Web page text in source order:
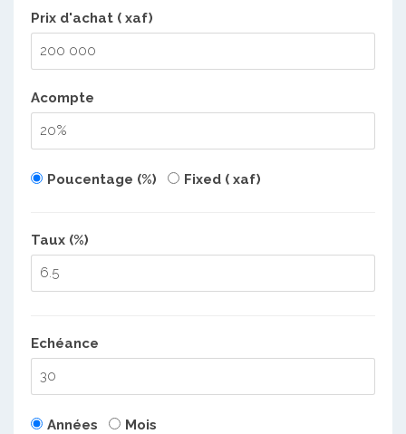
Prix d'achat ( xaf)
Acompte
Poucentage (%) Fixed ( xaf)
Taux (%)
Echéance
Années Mois